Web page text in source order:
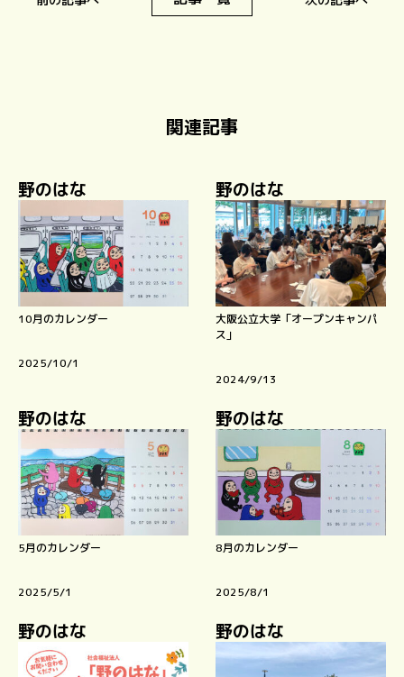
関連記事
野のはな
10月のカレンダー
2025/10/1
野のはな
大阪公立大学「オープンキャンパ
ス」
2024/9/13
野のはな
5月のカレンダー
2025/5/1
野のはな
8月のカレンダー
2025/8/1
野のはな 野のはな